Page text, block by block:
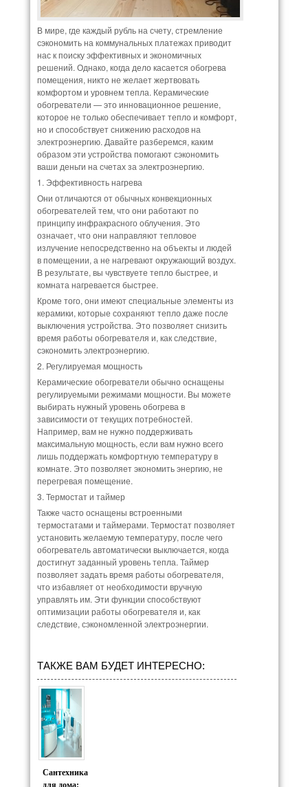
В мире, где каждый рубль на счету, стремление
сэкономить на коммунальных платежах приводит
нас к поиску эффективных и экономичных
решений. Однако, когда дело касается обогрева
помещения, никто не желает жертвовать
комфортом и уровнем тепла. Керамические
обогреватели — это инновационное решение,
которое не только обеспечивает тепло и комфорт,
но и способствует снижению расходов на
электроэнергию. Давайте разберемся, каким
образом эти устройства помогают сэкономить
ваши деньги на счетах за электроэнергию.
1. Эффективность нагрева
Они отличаются от обычных конвекционных
обогревателей тем, что они работают по
принципу инфракрасного облучения. Это
означает, что они направляют тепловое
излучение непосредственно на объекты и людей
в помещении, а не нагревают окружающий воздух.
В результате, вы чувствуете тепло быстрее, и
комната нагревается быстрее.
Кроме того, они имеют специальные элементы из
керамики, которые сохраняют тепло даже после
выключения устройства. Это позволяет снизить
время работы обогревателя и, как следствие,
сэкономить электроэнергию.
2. Регулируемая мощность
Керамические обогреватели обычно оснащены
регулируемыми режимами мощности. Вы можете
выбирать нужный уровень обогрева в
зависимости от текущих потребностей.
Например, вам не нужно поддерживать
максимальную мощность, если вам нужно всего
лишь поддержать комфортную температуру в
комнате. Это позволяет экономить энергию, не
перегревая помещение.
3. Термостат и таймер
Также часто оснащены встроенными
термостатами и таймерами. Термостат позволяет
установить желаемую температуру, после чего
обогреватель автоматически выключается, когда
достигнут заданный уровень тепла. Таймер
позволяет задать время работы обогревателя,
что избавляет от необходимости вручную
управлять им. Эти функции способствуют
оптимизации работы обогревателя и, как
следствие, сэкономленной электроэнергии.
ТАКЖЕ ВАМ БУДЕТ ИНТЕРЕСНО:
Сантехника
для дома: